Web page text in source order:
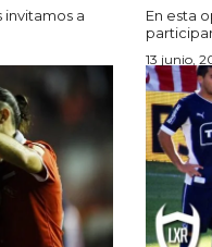
invitamos a
En esta
13 junio,